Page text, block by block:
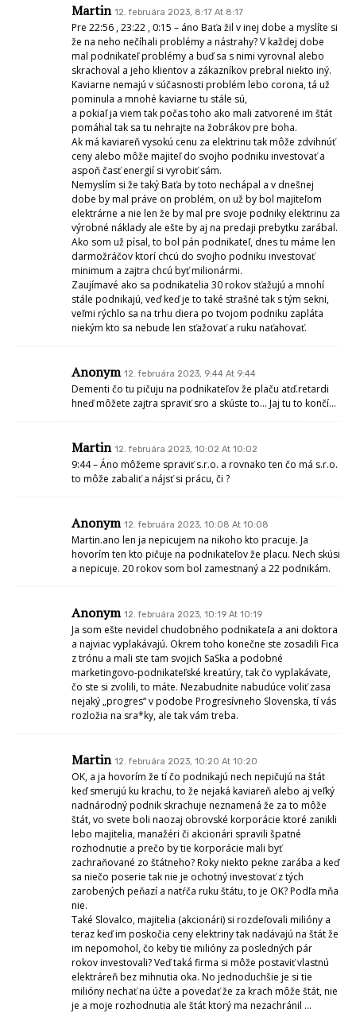
Martin 12. februára 2023, 8:17 At 8:17
Pre 22:56 , 23:22 , 0:15 – áno Baťa žil v inej dobe a myslíte si
že na neho nečíhali problémy a nástrahy? V každej dobe
mal podnikateľ problémy a buď sa s nimi vyrovnal alebo
skrachoval a jeho klientov a zákazníkov prebral niekto iný.
Kaviarne nemajú v súčasnosti problém lebo corona, tá už
pominula a mnohé kaviarne tu stále sú,
a pokiaľ ja viem tak počas toho ako mali zatvorené im štát
pomáhal tak sa tu nehrajte na žobrákov pre boha.
Ak má kaviareň vysokú cenu za elektrinu tak môže zdvihnúť
ceny alebo môže majiteľ do svojho podniku investovať a
aspoň časť energií si vyrobiť sám.
Nemyslím si že taký Baťa by toto nechápal a v dnešnej
dobe by mal práve on problém, on už by bol majiteľom
elektrárne a nie len že by mal pre svoje podniky elektrinu za
výrobné náklady ale ešte by aj na predaji prebytku zarábal.
Ako som už písal, to bol pán podnikateľ, dnes tu máme len
darmožráčov ktorí chcú do svojho podniku investovať
minimum a zajtra chcú byť milionármi.
Zaujímavé ako sa podnikatelia 30 rokov sťažujú a mnohí
stále podnikajú, veď keď je to také strašné tak s tým sekni,
veľmi rýchlo sa na trhu diera po tvojom podniku zapláta
niekým kto sa nebude len sťažovať a ruku naťahovať.
Anonym 12. februára 2023, 9:44 At 9:44
Dementi čo tu pičuju na podnikateľov že plaču atď.retardi
hneď môžete zajtra spraviť sro a skúste to… Jaj tu to končí…
Martin 12. februára 2023, 10:02 At 10:02
9:44 – Áno môžeme spraviť s.r.o. a rovnako ten čo má s.r.o.
to môže zabaliť a nájsť si prácu, či ?
Anonym 12. februára 2023, 10:08 At 10:08
Martin.ano len ja nepicujem na nikoho kto pracuje. Ja
hovorím ten kto pičuje na podnikateľov že placu. Nech skúsi
a nepicuje. 20 rokov som bol zamestnaný a 22 podnikám.
Anonym 12. februára 2023, 10:19 At 10:19
Ja som ešte nevidel chudobného podnikateľa a ani doktora
a najviac vyplakávajú. Okrem toho konečne ste zosadili Fica
z trónu a mali ste tam svojich SaSka a podobné
marketingovo-podnikateľské kreatúry, tak čo vyplakávate,
čo ste si zvolili, to máte. Nezabudnite nabudúce voliť zasa
nejaký „progres“ v podobe Progresívneho Slovenska, tí vás
rozložia na sra*ky, ale tak vám treba.
Martin 12. februára 2023, 10:20 At 10:20
OK, a ja hovorím že tí čo podnikajú nech nepičujú na štát
keď smerujú ku krachu, to že nejaká kaviareň alebo aj veľký
nadnárodný podnik skrachuje neznamená že za to môže
štát, vo svete boli naozaj obrovské korporácie ktoré zanikli
lebo majitelia, manažéri či akcionári spravili špatné
rozhodnutie a prečo by tie korporácie mali byť
zachraňované zo štátneho? Roky niekto pekne zarába a keď
sa niečo poserie tak nie je ochotný investovať z tých
zarobených peňazí a natŕča ruku štátu, to je OK? Podľa mňa
nie.
Také Slovalco, majitelia (akcionári) si rozdeľovali milióny a
teraz keď im poskočia ceny elektriny tak nadávajú na štát že
im nepomohol, čo keby tie milióny za posledných pár
rokov investovali? Veď taká firma si môže postaviť vlastnú
elektráreň bez mihnutia oka. No jednoduchšie je si tie
milióny nechať na účte a povedať že za krach môže štát, nie
je a moje rozhodnutia ale štát ktorý ma nezachránil …